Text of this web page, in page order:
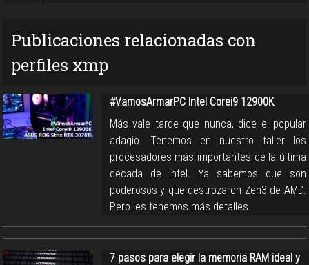
Publicaciones relacionadas con
perfiles xmp
#VamosArmarPC Intel Corei9 12900K
Más vale tarde que nunca, dice el popular
adagio. Tenemos en nuestro taller los
procesadores más importantes de la última
década de Intel. Ya sabemos que son
poderosos y que destrozaron Zen3 de AMD.
Pero les tenemos más detalles.
7 pasos para elegir la memoria RAM ideal y